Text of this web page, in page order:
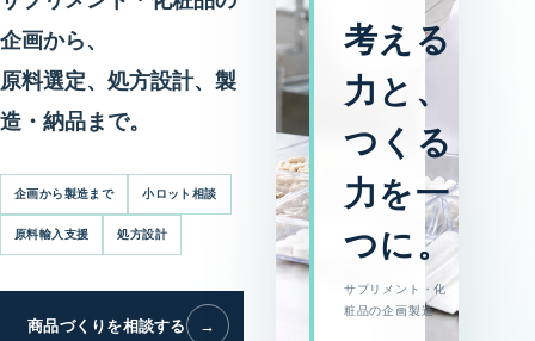
企画から、
原料選定、処方設計、製
造・納品まで。
企画から製造まで 小ロット相談
原料輸入支援 処方設計
商品づくりを相談する →
考える
力と、
つくる
力を一
つに。
サプリメント・化
粧品の企画製造